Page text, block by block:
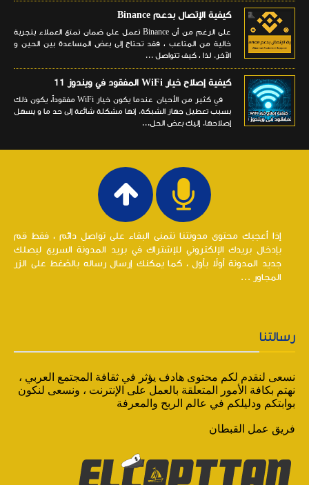
كيفية الإتصال بدعم Binance
على الرغم من أن Binance تعمل على ضمان تمتع العملاء بتجربة
خالية من المتاعب ، فقد تحتاج إلى بعض المساعدة بين الحين و
الآخر. لذا ، كيف تتواصل ...
كيفية إصلاح خيار WiFi المفقود في ويندوز 11
في كثير من الأحيان عندما يكون خيار WiFi مفقوداً، يكون ذلك
بسبب تعطيل جهاز الشبكة. إنها مشكلة شائعة إلى حد ما و يسهل
إصلاحها. إليك بعض الحل...
إذا أعجبك محتوى مدونتنا نتمنى البقاء على تواصل دائم ، فقط قم
بإدخال بريدك الإلكتروني للإشتراك في بريد المدونة السريع ليصلك
جديد المدونة أولاً بأول ، كما يمكنك إرسال رساله بالضغط على الزر
المجاور ...
رسالتنا
نسعى لنقدم لكم محتوى هادف يؤثر في ثقافة المجتمع العربي ،
نهتم بكافة الأمور المتعلقة بالعمل على الإنترنت ، ونسعى لنكون
بوابتكم ودليلكم في عالم الربح والمعرفة
فريق عمل القبطان